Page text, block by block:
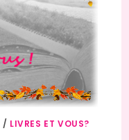
/ LIVRES ET VOUS?